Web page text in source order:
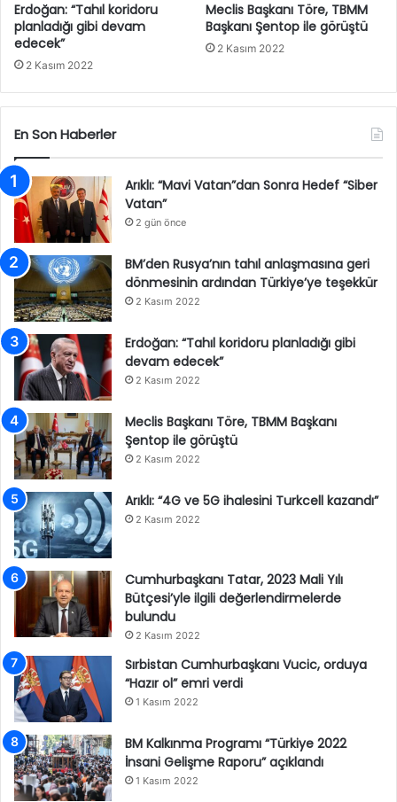
Erdoğan: “Tahıl koridoru
planladığı gibi devam
edecek”
2 Kasım 2022
Meclis Başkanı Töre, TBMM
Başkanı Şentop ile görüştü
2 Kasım 2022
En Son Haberler
Arıklı: “Mavi Vatan”dan Sonra Hedef “Siber
Vatan”
2 gün önce
BM’den Rusya’nın tahıl anlaşmasına geri
dönmesinin ardından Türkiye’ye teşekkür
2 Kasım 2022
Erdoğan: “Tahıl koridoru planladığı gibi
devam edecek”
2 Kasım 2022
Meclis Başkanı Töre, TBMM Başkanı
Şentop ile görüştü
2 Kasım 2022
Arıklı: “4G ve 5G ihalesini Turkcell kazandı”
2 Kasım 2022
Cumhurbaşkanı Tatar, 2023 Mali Yılı
Bütçesi’yle ilgili değerlendirmelerde
bulundu
2 Kasım 2022
Sırbistan Cumhurbaşkanı Vucic, orduya
“Hazır ol” emri verdi
1 Kasım 2022
BM Kalkınma Programı “Türkiye 2022
İnsani Gelişme Raporu” açıklandı
1 Kasım 2022